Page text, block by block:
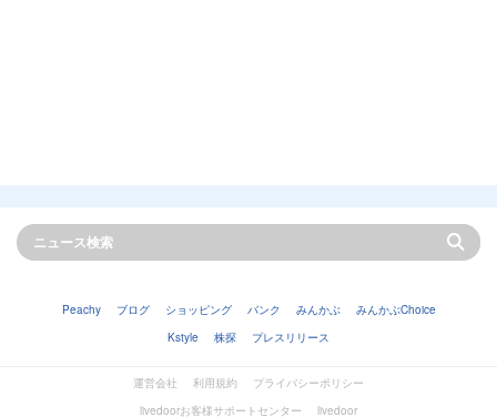
Peachy ブログ ショッピング バンク みんかぶ
みんかぶChoice
Kstyle
株探 プレスリリース
運営会社 利用規約
プライバシーポリシー
livedoorお客様サポートセンター
livedoor